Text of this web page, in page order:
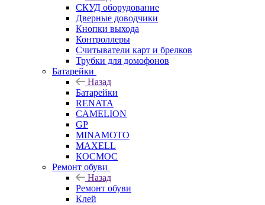
СКУД оборудование
Дверные доводчики
Кнопки выхода
Контроллеры
Считыватели карт и брелков
Трубки для домофонов
Батарейки
Назад
Батарейки
RENATA
CAMELION
GP
MINAMOTO
MAXELL
КОСМОС
Ремонт обуви
Назад
Ремонт обуви
Клей